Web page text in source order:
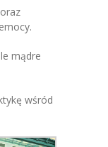
mądre
wśród